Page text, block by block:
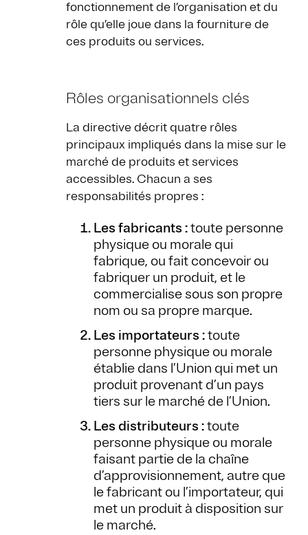
fonctionnement de l’organisation et du
rôle qu’elle joue dans la fourniture de
ces produits ou services.
Rôles organisationnels clés
La directive décrit quatre rôles
principaux impliqués dans la mise sur le
marché de produits et services
accessibles. Chacun a ses
responsabilités propres :
Les fabricants :toute personne
physique ou morale qui
fabrique, ou fait concevoir ou
fabriquer un produit, et le
commercialise sous son propre
nom ou sa propre marque.
Les importateurs :toute
personne physique ou morale
établie dans l’Union qui met un
produit provenant d’un pays
tiers sur le marché de l’Union.
Les distributeurs :toute
personne physique ou morale
faisant partie de la chaîne
d’approvisionnement, autre que
le fabricant ou l’importateur, qui
met un produit à disposition sur
le marché.